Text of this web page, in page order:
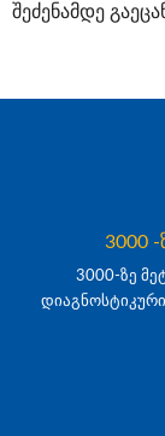
შეძენამდე
3000 -
3000-ზე